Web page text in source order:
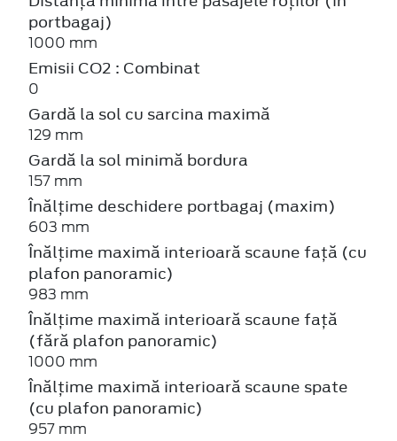
portbagaj)
1000 mm
Emisii CO2 : Combinat
0
Gardă la sol cu sarcina maximă
129 mm
Gardă la sol minimă bordura
157 mm
Înălțime deschidere portbagaj (maxim)
603 mm
Înălțime maximă interioară scaune față (cu
plafon panoramic)
983 mm
Înălțime maximă interioară scaune față
(fără plafon panoramic)
1000 mm
Înălțime maximă interioară scaune spate
(cu plafon panoramic)
957 mm